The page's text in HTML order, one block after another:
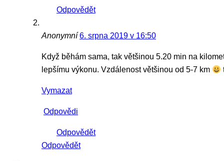
Odpovědět
Anonymní 6. srpna 2019 v 16:50
Když běhám sama, tak většinou 5.20 min na
lepšímu výkonu. Vzdálenost většinou od 5-7 km
Vymazat
Odpovědi
Odpovědět
Odpovědět